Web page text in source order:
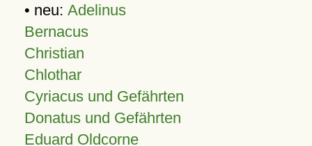
• neu: Adelinus
Bernacus
Christian
Chlothar
Cyriacus und Gefährten
Donatus und Gefährten
Eduard Oldcorne